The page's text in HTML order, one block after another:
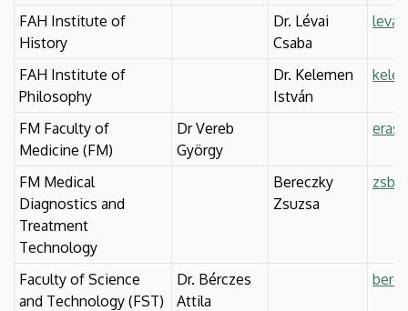
FAH Institute of
History
Dr. Lévai
Csaba
FAH Institute of
Philosophy
Dr. Kelemen
István
FM Faculty of
Medicine (FM)
Dr Vereb
György
FM Medical
Diagnostics and
Treatment
Technology
Bereczky
Zsuzsa
Faculty of Science
and Technology (FST)
Dr. Bérczes
Attila